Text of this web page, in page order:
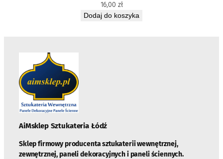
16,00 zł
Dodaj do koszyka
AiMsklep Sztukateria Łódź
Sklep firmowy producenta sztukaterii wewnętrznej,
zewnętrznej, paneli dekoracyjnych i paneli ściennych.